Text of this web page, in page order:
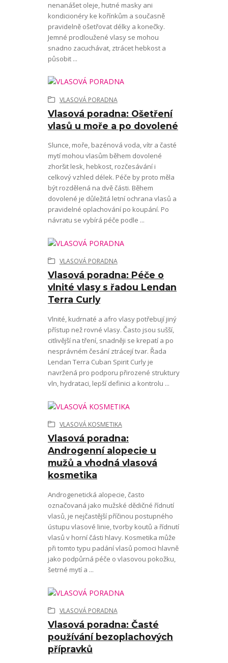
nenanášet oleje, hutné masky ani
kondicionéry ke kořínkům a současně
pravidelně ošetřovat délky a konečky.
Jemné prodloužené vlasy se mohou
snadno zacuchávat, ztrácet hebkost a
působit ...
Vlasová poradna: Ošetření
vlasů u moře a po dovolené
VLASOVÁ PORADNA
Slunce, moře, bazénová voda, vítr a časté
mytí mohou vlasům během dovolené
zhoršit lesk, hebkost, rozčesávání i
celkový vzhled délek. Péče by proto měla
být rozdělená na dvě části. Během
dovolené je důležitá letní ochrana vlasů a
pravidelné oplachování po koupání. Po
návratu se vybírá péče podle ...
Vlasová poradna: Péče o
vlnité vlasy s řadou Lendan
Terra Curly
VLASOVÁ PORADNA
Vlnité, kudrnaté a afro vlasy potřebují jiný
přístup než rovné vlasy. Často jsou sušší,
citlivější na tření, snadněji se krepatí a po
nesprávném česání ztrácejí tvar. Řada
Lendan Terra Cuban Spirit Curly je
navržená pro podporu přirozené struktury
vln, hydrataci, lepší definici a kontrolu ...
Vlasová poradna:
Androgenní alopecie u
mužů a vhodná vlasová
kosmetika
VLASOVÁ KOSMETIKA
Androgenetická alopecie, často
označovaná jako mužské dědičné řídnutí
vlasů, je nejčastější příčinou postupného
ústupu vlasové linie, tvorby koutů a řídnutí
vlasů v horní části hlavy. Kosmetika může
při tomto typu padání vlasů pomoci hlavně
jako podpůrná péče o vlasovou pokožku,
šetrné mytí a ...
Vlasová poradna: Časté
používání bezoplachových
přípravků
VLASOVÁ PORADNA